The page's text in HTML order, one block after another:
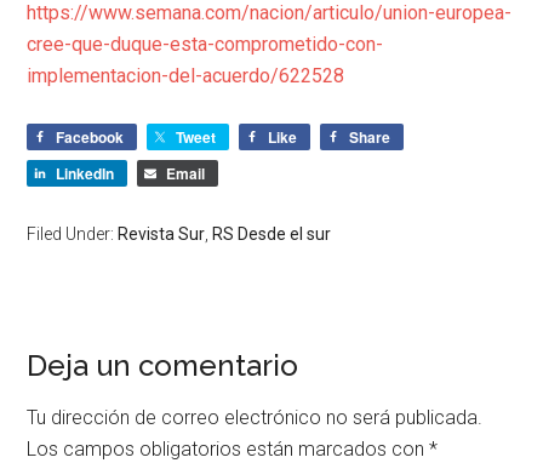
https://www.semana.com/nacion/articulo/union-europea-
cree-que-duque-esta-comprometido-con-
implementacion-del-acuerdo/622528
Facebook Tweet Like
Share
LinkedIn
Email
Filed Under: Revista Sur, RS Desde el sur
Deja un comentario
Tu dirección de correo electrónico no será publicada.
Los campos obligatorios están marcados con*